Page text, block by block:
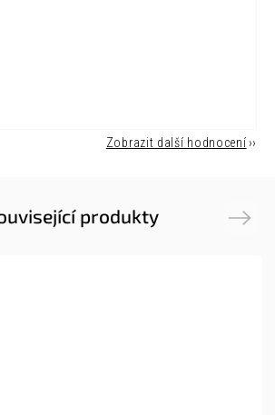
Zobrazit další hodnocení
produkty Next